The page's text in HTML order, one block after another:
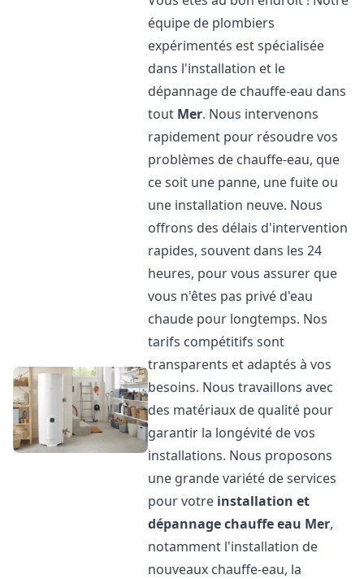
équipe de plombiers
expérimentés est spécialisée
dans l'installation et le
dépannage de chauffe-eau dans
tout Mer. Nous intervenons
rapidement pour résoudre vos
problèmes de chauffe-eau, que
ce soit une panne, une fuite ou
une installation neuve. Nous
offrons des délais d'intervention
rapides, souvent dans les 24
heures, pour vous assurer que
vous n'êtes pas privé d'eau
chaude pour longtemps. Nos
tarifs compétitifs sont
transparents et adaptés à vos
besoins. Nous travaillons avec
des matériaux de qualité pour
garantir la longévité de vos
installations. Nous proposons
une grande variété de services
pour votre installation et
dépannage chauffe eau Mer,
notamment l'installation de
nouveaux chauffe-eau, la